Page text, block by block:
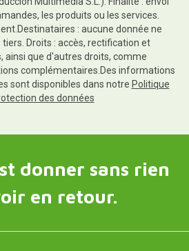
les produits ou les services.
: aucune donnée ne
Droits : accès, rectification et
ainsi que d'autres droits, comme
complémentaires.Des informations
sont disponibles dans notre Politique
des données
donner sans rien
en retour.